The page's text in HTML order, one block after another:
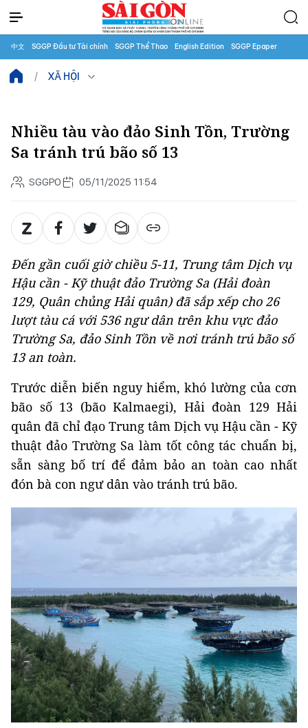
中文 SGGP Đầu tư Tài chính SGGP Thể Thao English Edition SGGP Epaper
XÃ HỘI
Nhiều tàu vào đảo Sinh Tồn, Trường
Sa tránh trú bão số 13
SGGPO 05/11/2025 11:54
Đến gần cuối giờ chiều 5-11, Trung tâm Dịch vụ
Hậu cần - Kỹ thuật đảo Trường Sa (Hải đoàn
129, Quân chủng Hải quân) đã sắp xếp cho 26
lượt tàu cá với 536 ngư dân trên khu vực đảo
Trường Sa, đảo Sinh Tồn về nơi tránh trú bão số
13 an toàn.
Trước diễn biến nguy hiểm, khó lường của cơn
bão số 13 (bão Kalmaegi), Hải đoàn 129 Hải
quân đã chỉ đạo Trung tâm Dịch vụ Hậu cần - Kỹ
thuật đảo Trường Sa làm tốt công tác chuẩn bị,
sẵn sàng bố trí để đảm bảo an toàn cao nhất
đón bà con ngư dân vào tránh trú bão.